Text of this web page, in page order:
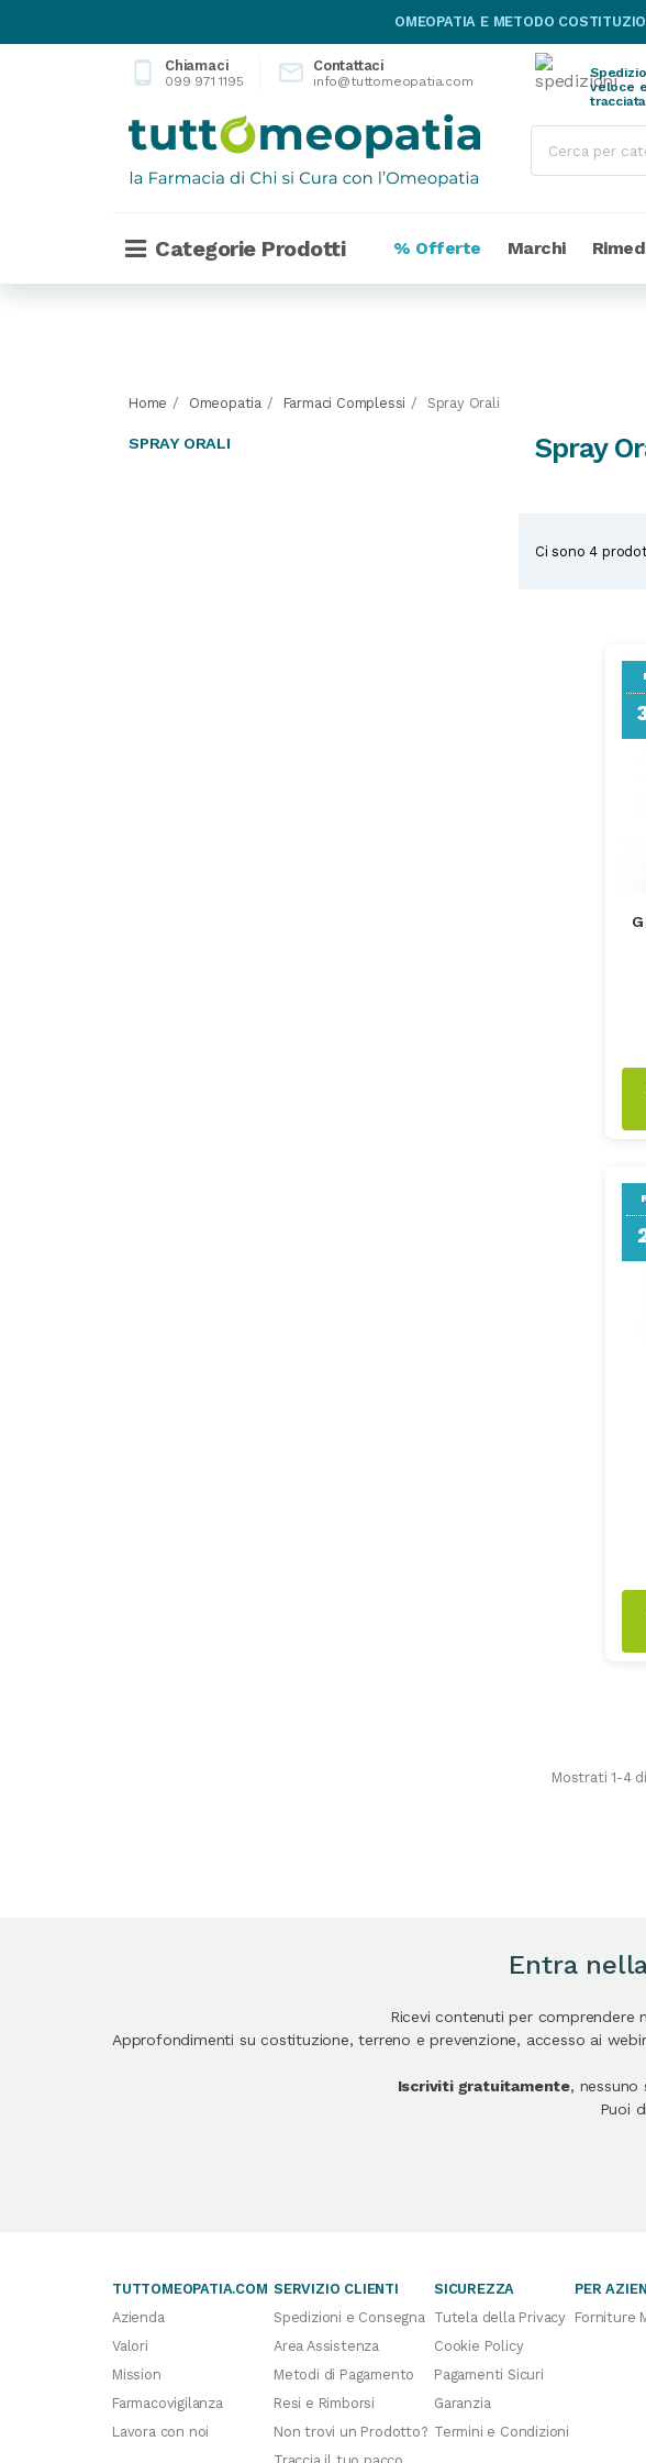
OMEOPATIA E METODO
phone_android Chiamaci
099 971 1195  Contattaci
info@tuttomeopatia.com
veloce e
tracciata
Categorie Prodotti % Offerte Marchi
Home Omeopatia Farmaci Complessi Spray Orali
SPRAY ORALI Spray
Ci sono 4
Mostrati 1-4
Entra
Ricevi contenuti per
Approfondimenti su costituzione, terreno e prevenzione, accesso ai
Iscriviti gratuitamente, nessuno
Puoi
TUTTOMEOPATIA.COM
Azienda
Valori
Mission
Farmacovigilanza
Lavora con noi
SERVIZIO CLIENTI
Spedizioni e Consegna
Area Assistenza
Metodi di Pagamento
Resi e Rimborsi
Non trovi un Prodotto?
SICUREZZA
Tutela della Privacy
Cookie Policy
Pagamenti Sicuri
Garanzia
Termini e Condizioni
PER
Forniture